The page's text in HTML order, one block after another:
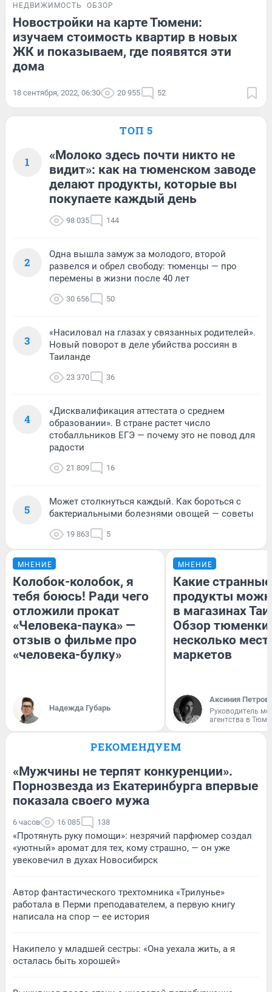
НЕДВИЖИМОСТЬ ОБЗОР
Новостройки на карте Тюмени:
изучаем стоимость квартир в новых
ЖК и показываем, где появятся эти
дома
18 сентября, 2022, 06:30 20 955 52
ТОП 5
1
«Молоко здесь почти никто не
видит»: как на тюменском заводе
делают продукты, которые вы
покупаете каждый день
98 035 144
2
Одна вышла замуж за молодого, второй
развелся и обрел свободу: тюменцы — про
перемены в жизни после 40 лет
30 656 50
3
«Насиловал на глазах у связанных родителей».
Новый поворот в деле убийства россиян в
Таиланде
23 370 36
4
«Дисквалификация аттестата о среднем
образовании». В стране растет число
стобалльников ЕГЭ — почему это не повод для
радости
21 809 16
5
Может столкнуться каждый. Как бороться с
бактериальными болезнями овощей — советы
19 863 5
МНЕНИЕ
Колобок-колобок, я
тебя боюсь! Ради чего
отложили прокат
«Человека-паука» —
отзыв о фильме про
«человека-булку»
Надежда Губарь
МНЕНИЕ
Какие странные
продукты
в магазинах
Обзор тюменки
несколько
маркетов
Аксиния
Руководитель
агентства в
РЕКОМЕНДУЕМ
«Мужчины не терпят конкуренции».
Порнозвезда из Екатеринбурга впервые
показала своего мужа
6 часов 16 085 138
«Протянуть руку помощи»: незрячий парфюмер создал
«уютный» аромат для тех, кому страшно, — он уже
увековечил в духах Новосибирск
Автор фантастического трехтомника «Трилунье»
работала в Перми преподавателем, а первую книгу
написала на спор — ее история
Накипело у младшей сестры: «Она уехала жить, а я
осталась быть хорошей»